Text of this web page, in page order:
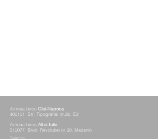
Adresa birou Clui-Napoca
400101 Str. Tipografiei nr.26, E2
Adresa birou Alba-Iulia
510077 Blvd. Revolutiei nr.30, Mezanin